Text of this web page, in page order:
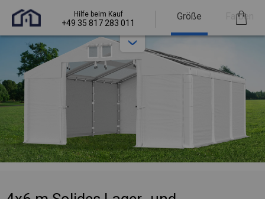
Hilfe beim Kauf
+49 35 817 283 011
Größe Farben